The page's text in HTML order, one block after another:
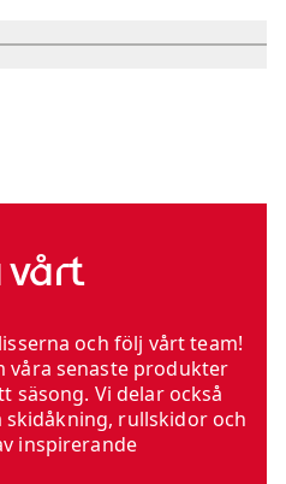
vårt
och följ vårt team!
våra senaste produkter
säsong. Vi delar också
rullskidor och
inspirerande